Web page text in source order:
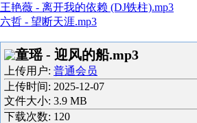
王艳薇 - 离开我的依赖 (DJ铁柱).mp3
六哲 - 望断天涯.mp3
童瑶 - 迎风的船.mp3
上传用户: 普通会员
上传时间: 2025-12-07
文件大小: 3.9 MB
下载次数: 120